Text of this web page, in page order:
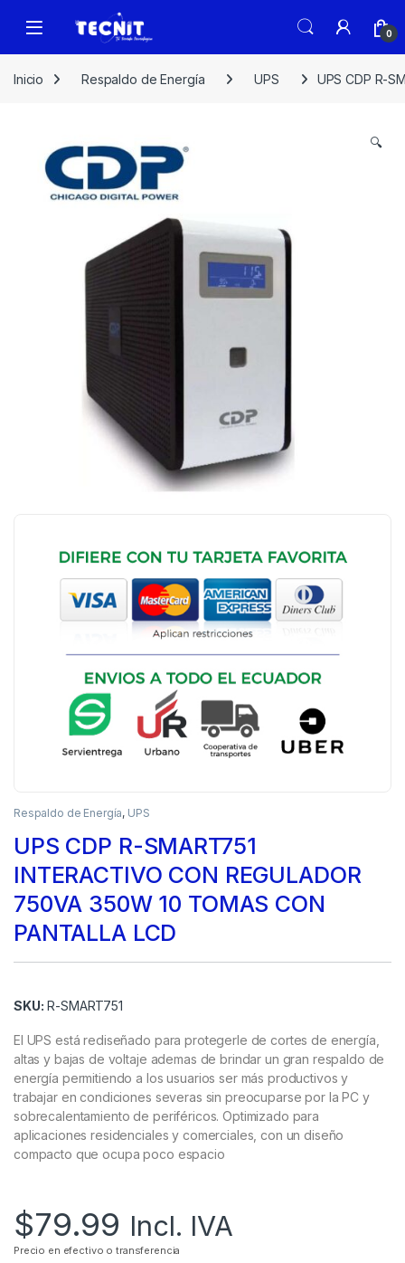
0
Inicio Respaldo de Energía UPS UPS CDP R-
🔍
Respaldo de Energía, UPS
UPS CDP R-SMART751
INTERACTIVO CON REGULADOR
750VA 350W 10 TOMAS CON
PANTALLA LCD
SKU: R-SMART751
El UPS está rediseñado para protegerle de cortes de energía,
altas y bajas de voltaje ademas de brindar un gran respaldo de
energía permitiendo a los usuarios ser más productivos y
trabajar en condiciones severas sin preocuparse por la PC y
sobrecalentamiento de periféricos. Optimizado para
aplicaciones residenciales y comerciales, con un diseño
compacto que ocupa poco espacio
$79.99 Incl. IVA
Precio en efectivo o transferencia